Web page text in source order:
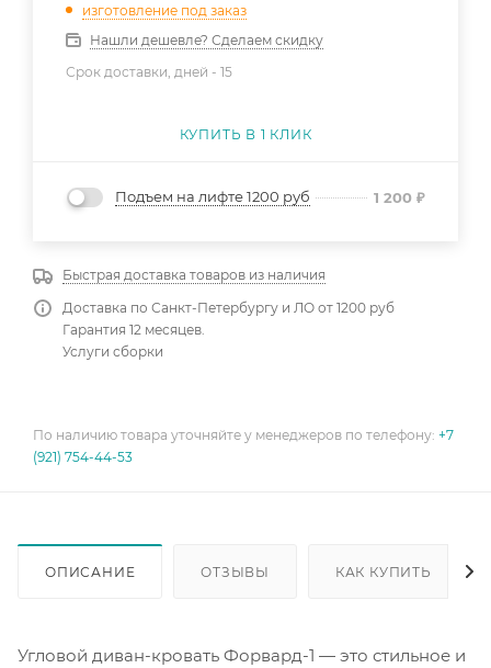
изготовление под заказ
Нашли дешевле? Сделаем скидку
Срок доставки, дней - 15
КУПИТЬ В 1 КЛИК
Подъем на лифте 1200 руб 1 200 ₽
Быстрая доставка товаров из наличия
Доставка по Санкт-Петербургу и ЛО от 1200 руб
Гарантия 12 месяцев.
Услуги сборки
По наличию товара уточняйте у менеджеров по телефону: +7
(921) 754-44-53
ОПИСАНИЕ ОТЗЫВЫ КАК КУПИТЬ
Угловой диван-кровать Форвард-1 — это стильное и